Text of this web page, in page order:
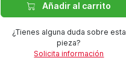
Añadir al carrito
¿Tienes alguna duda sobre esta
pieza?
Solicita información